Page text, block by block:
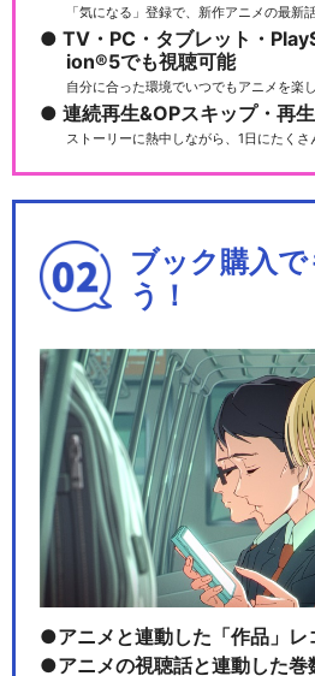
あた
ク
あた
ク2期
閉じる
「気になる」登録で、新作アニメの最新
TV・PC・タブレット・
ion®5でも視聴可能
自分に合った環境でいつでもアニメを楽
連続再生&OPスキップ・再
ストーリーに熱中しながら、1日にたく
ブック購入
う！
アニメと連動した「作品」レ
アニメの視聴話と連動した